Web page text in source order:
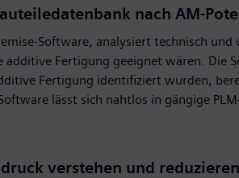
nach AM-
Software, analysiert technisch
Fertigung geeignet wären. Die
Fertigung identifiziert wurden,
lässt sich nahtlos in gängige
verstehen und reduzieren